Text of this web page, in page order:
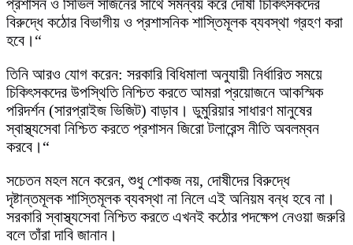
প্রশাসন ও সিভিল সার্জনের সাথে সমন্বয় করে দোষী চিকিৎসকদের
বিরুদ্ধে কঠোর বিভাগীয় ও প্রশাসনিক শাস্তিমূলক ব্যবস্থা গ্রহণ করা
হবে।“
তিনি আরও যোগ করেন: সরকারি বিধিমালা অনুযায়ী নির্ধারিত সময়ে
চিকিৎসকদের উপস্থিতি নিশ্চিত করতে আমরা প্রয়োজনে আকস্মিক
পরিদর্শন (সারপ্রাইজ ভিজিট) বাড়াব। ডুমুরিয়ার সাধারণ মানুষের
স্বাস্থ্যসেবা নিশ্চিত করতে প্রশাসন জিরো টলারেন্স নীতি অবলম্বন
করবে।“
​সচেতন মহল মনে করেন, শুধু শোকজ নয়, দোষীদের বিরুদ্ধে
দৃষ্টান্তমূলক শাস্তিমূলক ব্যবস্থা না নিলে এই অনিয়ম বন্ধ হবে না।
সরকারি স্বাস্থ্যসেবা নিশ্চিত করতে এখনই কঠোর পদক্ষেপ নেওয়া জরুরি
বলে তাঁরা দাবি জানান।